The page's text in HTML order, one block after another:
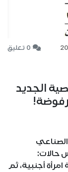
0 تعليق
الجديد
الصناعي
حالات:
امرأة أجنبية، ثم